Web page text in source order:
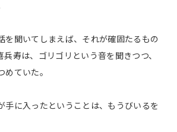
を聞いてしまえば、それが確固たるもの
兵寿は、ゴリゴリという音を聞きつつ、
めていた。
手に入ったということは、もうびいるを